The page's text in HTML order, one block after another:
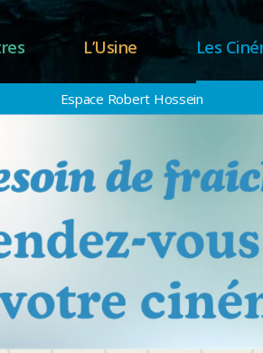
L’Usine Les
Espace Robert Hossein